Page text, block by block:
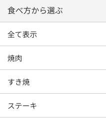
食べ方から選ぶ
全て表示
焼肉
すき焼
ステーキ